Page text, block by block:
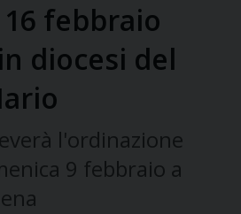
febbraio
diocesi del
l'ordinazione
9 febbraio a